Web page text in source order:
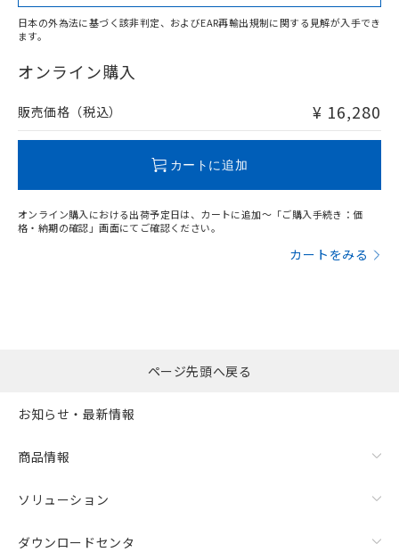
在庫等で未対応品が混在する可能性があります。
問い合わせください。
日本の外為法に基づく該非判定、およびEAR再輸出規制に関する見解が入手でき
ます。
オンライン購入
販売価格（税込） ¥ 16,280
カートに追加
オンライン購入における出荷予定日は、カートに追加～「ご購入手続き：価
格・納期の確認」画面にてご確認ください。
カートをみる
ページ先頭へ戻る
お知らせ・最新情報
商品情報
ソリューション
ダウンロードセンタ